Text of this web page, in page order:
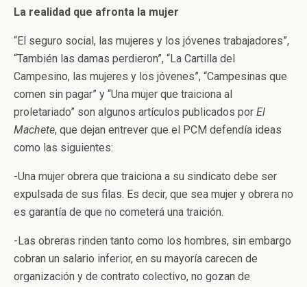
La realidad que afronta la mujer
“El seguro social, las mujeres y los jóvenes trabajadores”,
“También las damas perdieron”, “La Cartilla del
Campesino, las mujeres y los jóvenes”, “Campesinas que
comen sin pagar” y “Una mujer que traiciona al
proletariado” son algunos artículos publicados por El
Machete, que dejan entrever que el PCM defendía ideas
como las siguientes:
-Una mujer obrera que traiciona a su sindicato debe ser
expulsada de sus filas. Es decir, que sea mujer y obrera no
es garantía de que no cometerá una traición.
-Las obreras rinden tanto como los hombres, sin embargo
cobran un salario inferior, en su mayoría carecen de
organización y de contrato colectivo, no gozan de